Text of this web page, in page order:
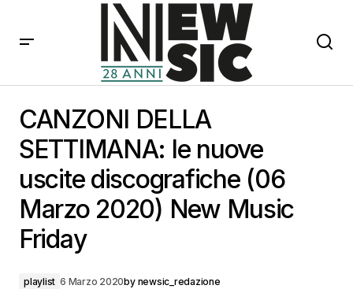
discografiche (06 Marzo 2020) New Music Friday
CANZONI DELLA
SETTIMANA: le nuove
uscite discografiche (06
Marzo 2020) New Music
Friday
playlist 6 Marzo 2020by newsic_redazione